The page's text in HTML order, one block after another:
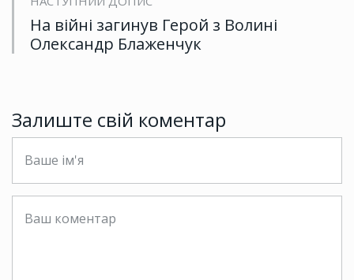
На війні загинув Герой з Волині
Олександр Блаженчук
Залиште свій коментар